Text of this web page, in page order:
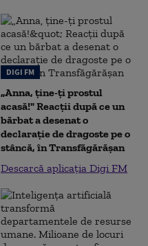
DIGI FM
„Anna, ţine-ţi prostul
acasă!" Reacţii după ce un
bărbat a desenat o
declaraţie de dragoste pe o
stâncă, în Transfăgărăşan
Descarcă aplicația Digi FM